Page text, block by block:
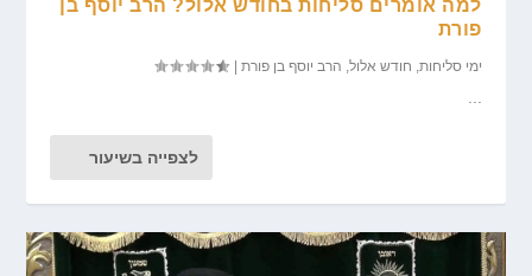
למה אומרים סליחות בחודש אלול? הרב יוסף בן
פורת
ימי סליחות, חודש אלול, הרב יוסף בן פורת |
...
לצפייה בשיעור